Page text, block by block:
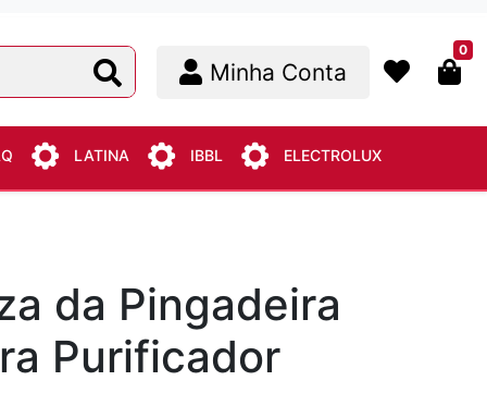
Minha Conta
0
LATINA IBBL ELECTROLUX
da Pingadeira
Purificador